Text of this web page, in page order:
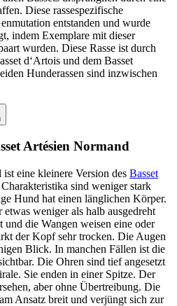
Diese rassespezifische
entstanden und wurde
indem Exemplare mit dieser
wurden. Diese Rasse ist durch
d‘Artois und dem Basset
Hunderassen sind inzwischen
Artésien Normand
eine kleinere Version des Basset
sind weniger stark
Hund hat einen länglichen Körper.
weniger als halb ausgedreht
die Wangen weisen eine oder
der Kopf sehr trocken. Die Augen
Blick. In manchen Fällen ist die
Die Ohren sind tief angesetzt
Sie enden in einer Spitze. Der
aber ohne Übertreibung. Die
Ansatz breit und verjüngt sich zur